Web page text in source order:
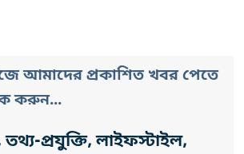
আমাদের প্রকাশিত খবর পেতে
করুন...
প্রযুক্তি, লাইফস্টাইল,